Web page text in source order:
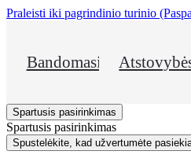
Praleisti iki pagrindinio turinio
Bandomasis važiavimas
Spartusis pasirinkimas
Spartusis pasirinkimas
Spustelėkite, kad užvertumėte